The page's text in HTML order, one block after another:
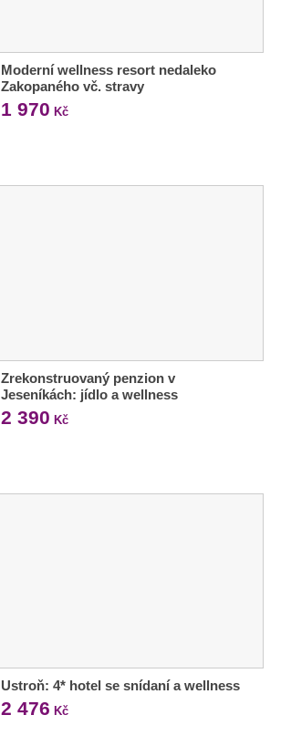
Moderní wellness resort nedaleko
Zakopaného vč. stravy
1 970 Kč
Zrekonstruovaný penzion v
Jeseníkách: jídlo a wellness
2 390 Kč
Ustroň: 4* hotel se snídaní a wellness
2 476 Kč